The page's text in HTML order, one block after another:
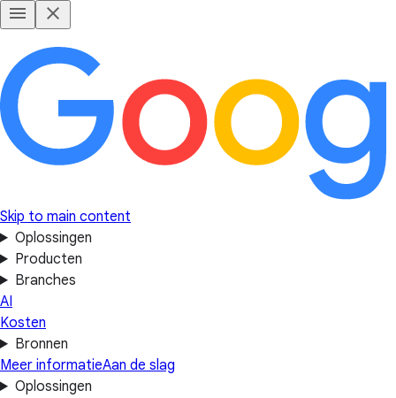
Skip to main content
Oplossingen
Producten
Branches
AI
Kosten
Bronnen
Meer informatieAan de slag
Oplossingen